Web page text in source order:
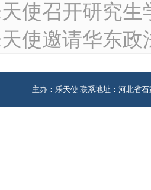
使召开研究
使邀请华东
主办：乐天使 联系地址：河北省